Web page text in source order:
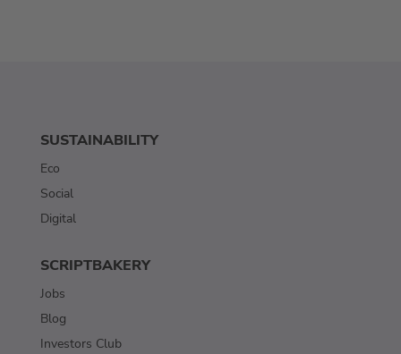
SUSTAINABILITY
Eco
Social
Digital
SCRIPTBAKERY
Jobs
Blog
Investors Club